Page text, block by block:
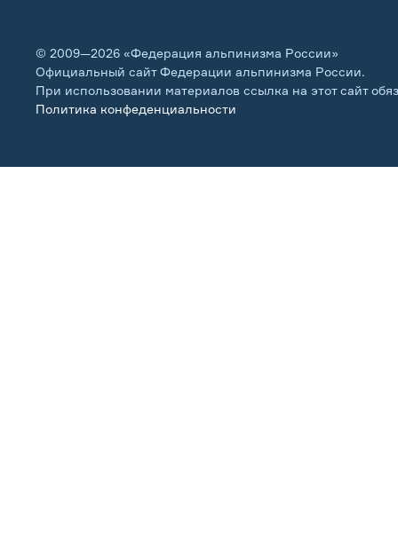
© 2009—2026 «Федерация альпинизма России»
Официальный сайт Федерации альпинизма России.
При использовании материалов ссылка на этот сайт
Политика конфеденциальности